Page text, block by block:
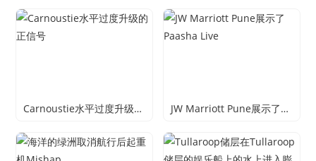
Carnoustie水平过度升级的正信号 JW Marriott Pune展示了Paasha Live